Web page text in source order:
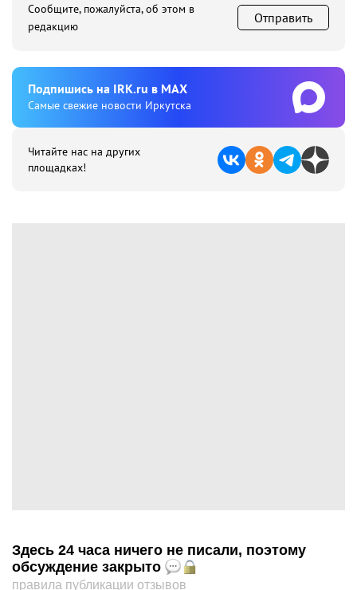
Сообщите, пожалуйста, об этом в
редакцию
Отправить
Подпишиcь на IRK.ru в MAX
Cамые свежие новости Иркутска
Читайте нас на других
площадках!
Здесь 24 часа ничего не писали, поэтому
обсуждение закрыто
правила публикации отзывов